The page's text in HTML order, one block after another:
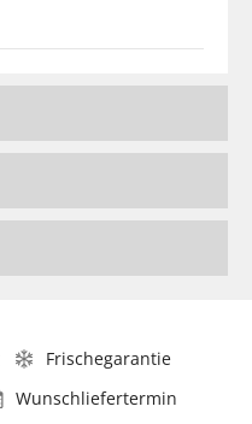
Frischegarantie
Wunschliefertermin